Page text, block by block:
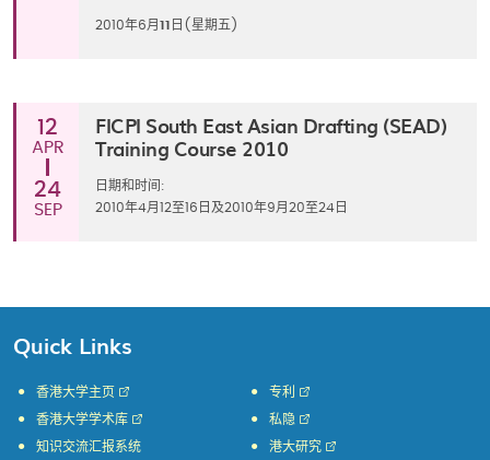
2010年6月 11 日(星期五)
12
APR
24
SEP
FICPI South East Asian Drafting (SEAD)
Training Course 2010
日期和时间:
2010年4月12至16日及2010年9月20至24日
Quick Links
香港大学主页
香港大学学术库
知识交流汇报系统
专利
私隐
港大研究